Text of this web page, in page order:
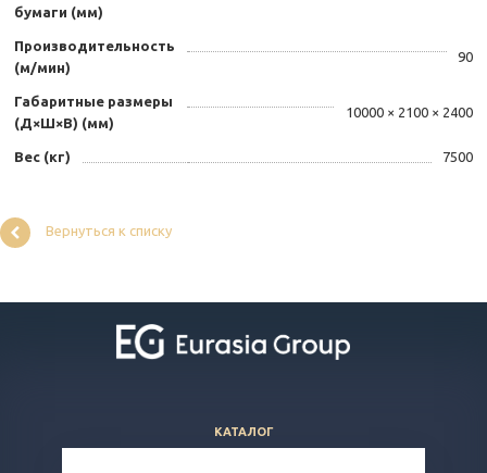
бумаги (мм)
Производительность
(м/мин)
90
Габаритные размеры
(Д×Ш×В) (мм)
10000 × 2100 × 2400
Вес (кг) 7500
Вернуться к списку
КАТАЛОГ